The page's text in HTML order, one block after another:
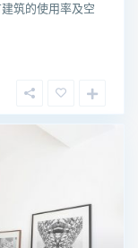
筑的使用率及空